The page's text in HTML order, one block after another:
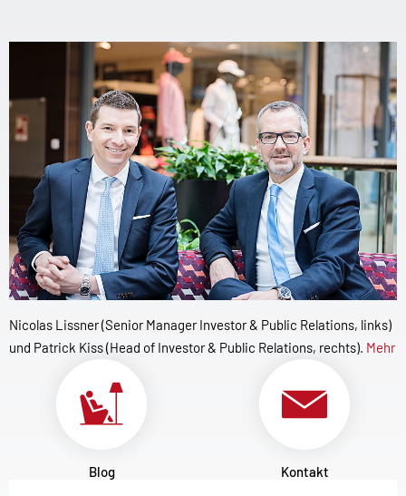
Nicolas Lissner (Senior Manager Investor & Public Relations, links)
und Patrick Kiss (Head of Investor & Public Relations, rechts). Mehr
Blog Kontakt